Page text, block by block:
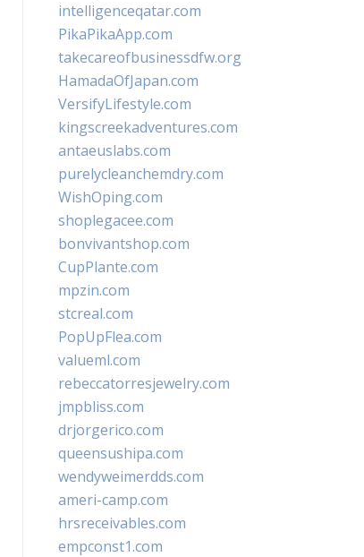
intelligenceqatar.com
PikaPikaApp.com
takecareofbusinessdfw.org
HamadaOfJapan.com
VersifyLifestyle.com
kingscreekadventures.com
antaeuslabs.com
purelycleanchemdry.com
WishOping.com
shoplegacee.com
bonvivantshop.com
CupPlante.com
mpzin.com
stcreal.com
PopUpFlea.com
valueml.com
rebeccatorresjewelry.com
jmpbliss.com
drjorgerico.com
queensushipa.com
wendyweimerdds.com
ameri-camp.com
hrsreceivables.com
empconst1.com